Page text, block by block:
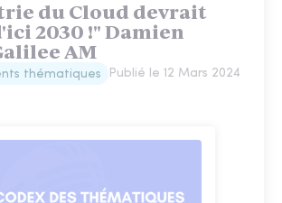
du Cloud devrait
2030 !" Damien
AM
thématiques Publié le 12 Mars 2024